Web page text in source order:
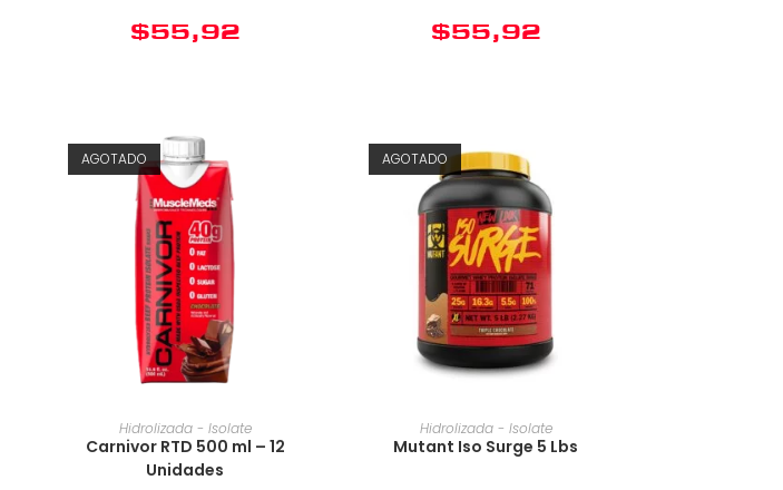
$55,92 $55,92
AGOTADO
Hidrolizada - Isolate
Carnivor RTD 500 ml – 12
Unidades
AGOTADO
Hidrolizada - Isolate
Mutant Iso Surge 5 Lbs